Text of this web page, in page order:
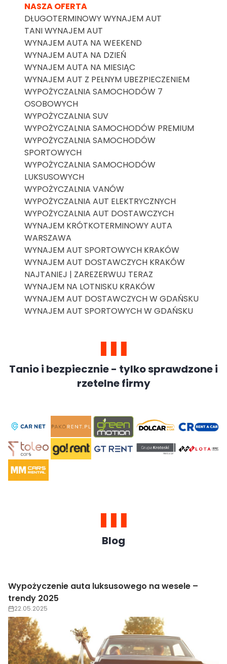
NASZA OFERTA
DŁUGOTERMINOWY WYNAJEM AUT
TANI WYNAJEM AUT
WYNAJEM AUTA NA WEEKEND
WYNAJEM AUTA NA DZIEŃ
WYNAJEM AUTA NA MIESIĄC
WYNAJEM AUT Z PEŁNYM UBEZPIECZENIEM
WYPOŻYCZALNIA SAMOCHODÓW 7
OSOBOWYCH
WYPOŻYCZALNIA SUV
WYPOŻYCZALNIA SAMOCHODÓW PREMIUM
WYPOŻYCZALNIA SAMOCHODÓW
SPORTOWYCH
WYPOŻYCZALNIA SAMOCHODÓW
LUKSUSOWYCH
WYPOŻYCZALNIA VANÓW
WYPOŻYCZALNIA AUT ELEKTRYCZNYCH
WYPOŻYCZALNIA AUT DOSTAWCZYCH
WYNAJEM KRÓTKOTERMINOWY AUTA
WARSZAWA
WYNAJEM AUT SPORTOWYCH KRAKÓW
WYNAJEM AUT DOSTAWCZYCH KRAKÓW
NAJTANIEJ | ZAREZERWUJ TERAZ
WYNAJEM NA LOTNISKU KRAKÓW
WYNAJEM AUT DOSTAWCZYCH W GDAŃSKU
WYNAJEM AUT SPORTOWYCH W GDAŃSKU
Tanio i bezpiecznie - tylko sprawdzone i
rzetelne firmy
Blog
Wypożyczenie auta luksusowego na wesele –
trendy 2025
22.05.2025